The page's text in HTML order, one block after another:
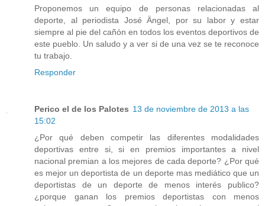
Proponemos un equipo de personas relacionadas al
deporte, al periodista José Ängel, por su labor y estar
siempre al pie del cañón en todos los eventos deportivos de
este pueblo. Un saludo y a ver si de una vez se te reconoce
tu trabajo.
Responder
Perico el de los Palotes 13 de noviembre de 2013 a las
15:02
¿Por qué deben competir las diferentes modalidades
deportivas entre si, si en premios importantes a nivel
nacional premian a los mejores de cada deporte? ¿Por qué
es mejor un deportista de un deporte mas mediático que un
deportistas de un deporte de menos interés publico?
¿porque ganan los premios deportistas con menos